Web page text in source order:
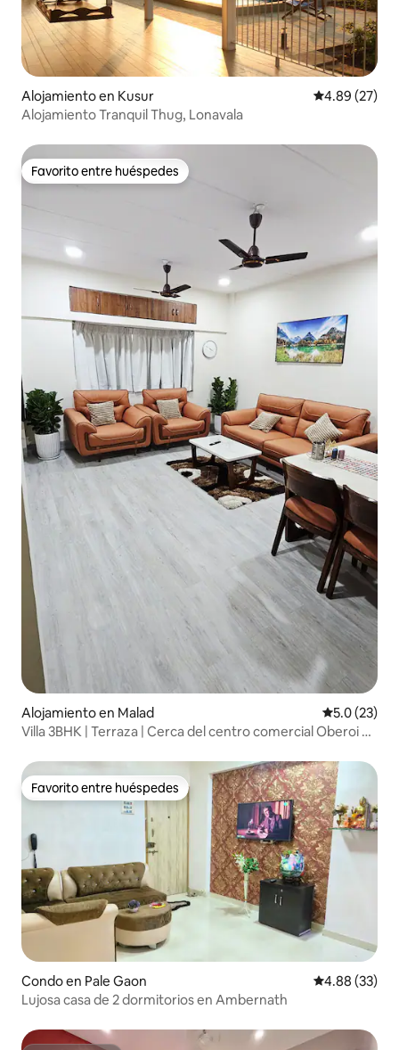
Alojamiento en Kusur Calificación
4.89 (27)
Alojamiento Tranquil Thug, Lonavala
Favorito entre huéspedes
Favorito entre huéspedes
Alojamiento en Malad Calificación
5.0 (23)
Villa 3BHK | Terraza | Cerca del centro comercial Oberoi y
Favorito entre huéspedes
Favorito entre huéspedes
Condo en Pale Gaon Calificación
4.88 (33)
Lujosa casa de 2 dormitorios en Ambernath